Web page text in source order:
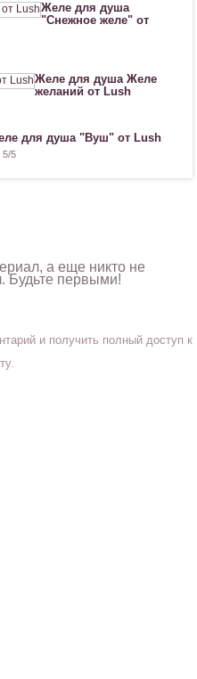
Желе для душа
"Снежное желе" от
Желе для душа Желе
желаний от Lush
для душа "Вуш" от Lush
5/5
а еще никто не
Будьте первыми!
и получить полный доступ к